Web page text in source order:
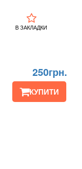
keyboard_arrow_down
keyboard_arrow_down
250грн.
КУПИТИ
В ЗАКЛАДКИ